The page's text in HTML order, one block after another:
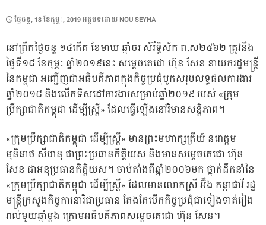
POSTED
ថ្ងៃ​ចន្ទ, 18 ខែ​កុម្ភៈ, 2019អត្ថបទដោយ NOU SEYHA
នៅព្រឹកថ្ងៃចន្ទ ១៤កើត ខែមាឃ ឆ្នាំចរ សំរឹទ្ធិស័ក ព.ស២៥៦២ ត្រូវនឹង
ថ្ងៃទី១៨ ខែកុម្ភៈ ឆ្នាំ២០១៩នេះ សម្តេចតេជោ ហ៊ុន សែន នាយករដ្ឋមន្ត្រី
នៃកម្ពុជា អញ្ជើញជាអធិបតីភាពក្នុងកិច្ចប្រជុំបូកសរុបលទ្ធផលការងារ
ឆ្នាំ២០១៨ និងលើកទិសដៅការងារសម្រាប់ឆ្នាំ២០១៩ របស់ «ក្រុម
ប្រឹក្សាជាតិកម្ពុជា ដើម្បីស្ត្រី» ដែលធ្វើឡើងនៅវិមានសន្តិភាព។
«ក្រុមប្រឹក្សាជាតិកម្ពុជា ដើម្បីស្ត្រី» មានព្រះមហាក្សត្រីយ៍ នរោត្តម
មុនិនាថ សីហនុ ជាព្រះប្រធានកិត្តិយស និងមានសម្តេចតេជោ ហ៊ុន
សែន ជាអនុប្រធានកិត្តិយស។ ចាប់តាំងពីឆ្នាំ២០០៦មក ថ្នាក់ដឹកនាំនៃ
«ក្រុមប្រឹក្សាជាតិកម្ពុជា ដើម្បីស្រ្តី» ដែលមានលោកស្រី អ៊ឹង កន្ថាផាវី រដ្ឋ
មន្ត្រីក្រសួងកិច្ចការនារីជាប្រធាន តែងតែបើកកិច្ចប្រជុំជាទៀងទាត់រៀង
រាល់មួយឆ្នាំម្តង ក្រោមអធិបតីភាពសម្តេចតេជោ ហ៊ុន សែន។